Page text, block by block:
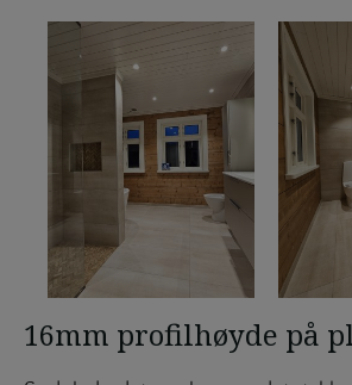
16mm profilhøyde på